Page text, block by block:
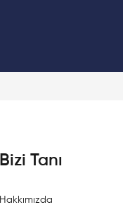
Bizi Tanı
Hakkımızda